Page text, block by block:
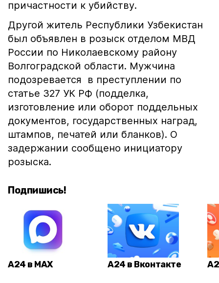
причастности к убийству.
Другой житель Республики Узбекистан
был объявлен в розыск отделом МВД
России по Николаевскому району
Волгоградской области. Мужчина
подозревается в преступлении по
статье 327 УК РФ (подделка,
изготовление или оборот поддельных
документов, государственных наград,
штампов, печатей или бланков). О
задержании сообщено инициатору
розыска.
Подпишись!
А24 в MAX А24 в Вконтакте